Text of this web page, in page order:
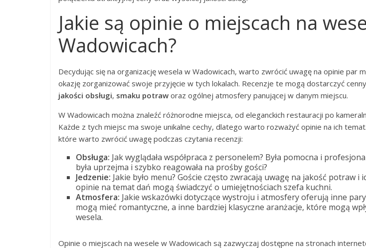
Jakie są opinie o miejscach na
Wadowicach?
Decydując się na organizację wesela w Wadowicach, warto zwrócić uwagę na opinie par
okazję zorganizować swoje przyjęcie w tych lokalach. Recenzje te mogą dostarczyć
jakości obsługi, smaku potraw oraz ogólnej atmosfery panującej w danym miejscu.
W Wadowicach można znaleźć różnorodne miejsca, od eleganckich restauracji po
Każde z tych miejsc ma swoje unikalne cechy, dlatego warto rozważyć opinie na ich
które warto zwrócić uwagę podczas czytania recenzji:
Obsługa: Jak wyglądała współpraca z personelem? Była pomocna i
była uprzejma i szybko reagowała na prośby gości?
Jedzenie: Jakie było menu? Goście często zwracają uwagę na jakość potraw i
opinie na temat dań mogą świadczyć o umiejętnościach szefa kuchni.
Atmosfera: Jakie wskazówki dotyczące wystroju i atmosfery oferują inne
mogą mieć romantyczne, a inne bardziej klasyczne aranżacje, które mogą
wesela.
Opinie o miejscach na wesele w Wadowicach są zazwyczaj dostępne na stronach